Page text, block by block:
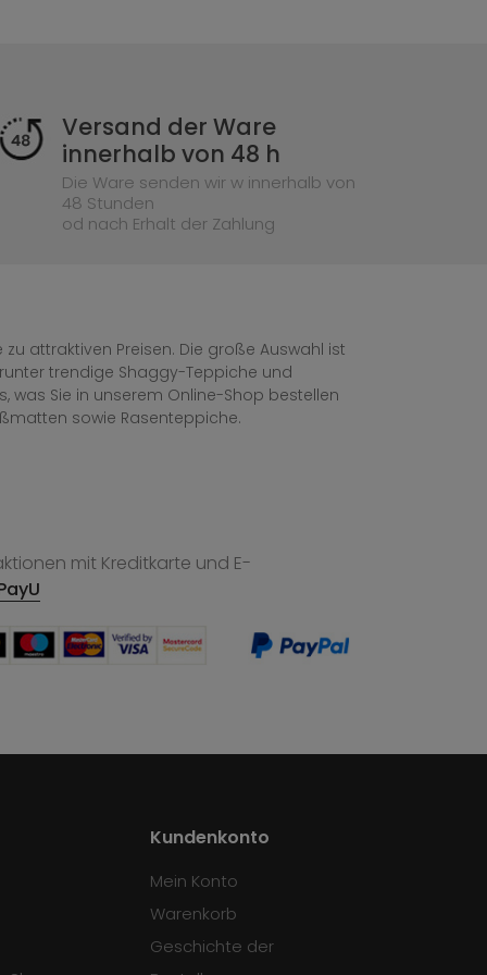
Versand der Ware
innerhalb von 48 h
Die Ware senden wir w innerhalb von
48 Stunden
od nach Erhalt der Zahlung
attraktiven Preisen. Die große Auswahl ist
trendige Shaggy-Teppiche und
was Sie in unserem Online-Shop bestellen
sowie Rasenteppiche.
mit Kreditkarte und E-
Kundenkonto
Mein Konto
Warenkorb
Geschichte der